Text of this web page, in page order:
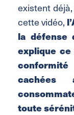
existent
cette vidéo,
la défense
explique
toute